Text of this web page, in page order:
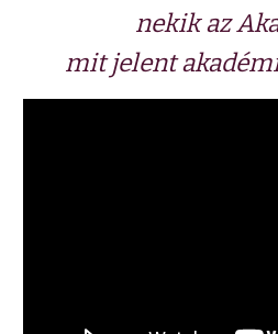
nekik az
mit jelent